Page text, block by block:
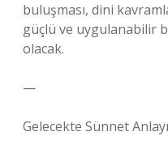
buluşması, dini
güçlü ve uygulanabilir
olacak.
—
Gelecekte Sünnet